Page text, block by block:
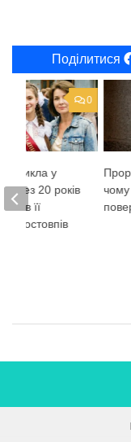
Поділитися
чому
0
зникла у
через 20 років
її
і остовпів